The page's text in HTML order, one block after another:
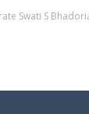
Swati S